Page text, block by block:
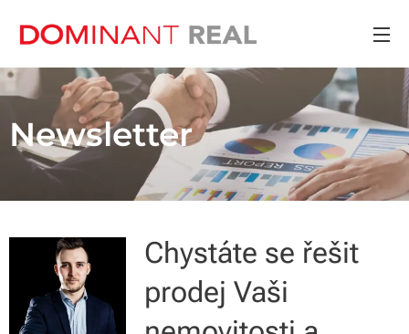
Newsletter
Chystáte se řešit
prodej Vaši